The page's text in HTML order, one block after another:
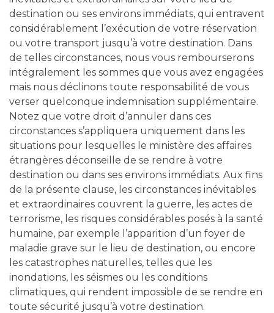
destination ou ses environs immédiats, qui entravent
considérablement l’exécution de votre réservation
ou votre transport jusqu’à votre destination. Dans
de telles circonstances, nous vous rembourserons
intégralement les sommes que vous avez engagées
mais nous déclinons toute responsabilité de vous
verser quelconque indemnisation supplémentaire.
Notez que votre droit d’annuler dans ces
circonstances s’appliquera uniquement dans les
situations pour lesquelles le ministère des affaires
étrangères déconseille de se rendre à votre
destination ou dans ses environs immédiats. Aux fins
de la présente clause, les circonstances inévitables
et extraordinaires couvrent la guerre, les actes de
terrorisme, les risques considérables posés à la santé
humaine, par exemple l’apparition d’un foyer de
maladie grave sur le lieu de destination, ou encore
les catastrophes naturelles, telles que les
inondations, les séismes ou les conditions
climatiques, qui rendent impossible de se rendre en
toute sécurité jusqu’à votre destination.